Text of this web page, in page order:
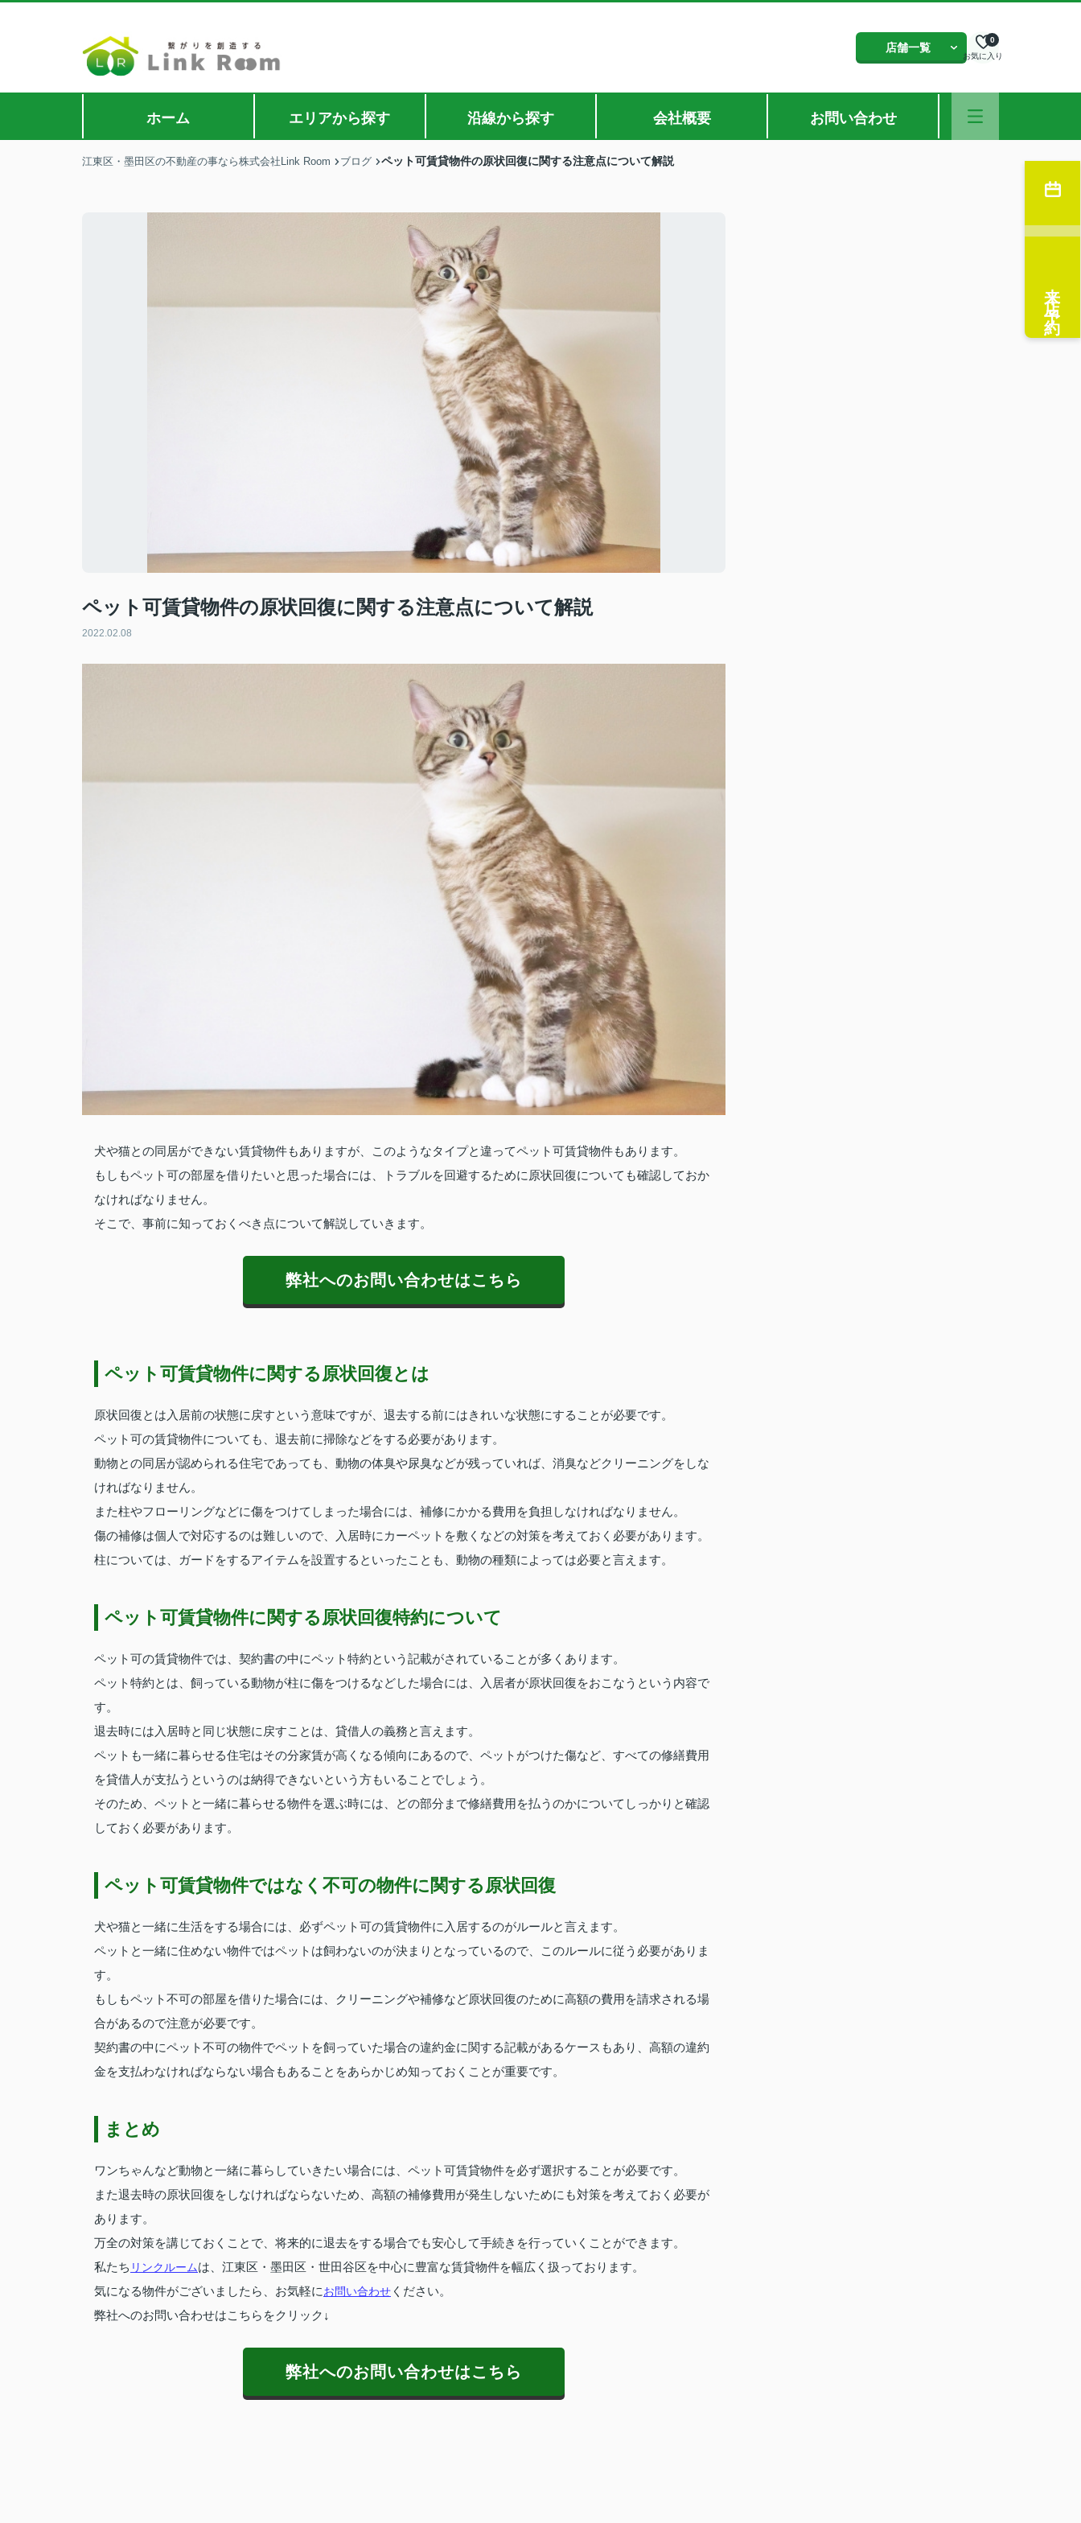
店舗一覧
お気に入り
0
ホーム エリアから探す 沿線から探す 会社概要 お問い合わせ
江東区・墨田区の不動産の事なら株式会社Link Room ブログ ペット可賃貸物件の原状回復に関する注意点について解説
ペット可賃貸物件の原状回復に関する注意点について解説
2022.02.08
犬や猫との同居ができない賃貸物件もありますが、このようなタイプと違ってペット可賃貸物件もあります。
もしもペット可の部屋を借りたいと思った場合には、トラブルを回避するために原状回復についても確認しておか
なければなりません。
そこで、事前に知っておくべき点について解説していきます。
弊社へのお問い合わせはこちら
ペット可賃貸物件に関する原状回復とは
原状回復とは入居前の状態に戻すという意味ですが、退去する前にはきれいな状態にすることが必要です。
ペット可の賃貸物件についても、退去前に掃除などをする必要があります。
動物との同居が認められる住宅であっても、動物の体臭や尿臭などが残っていれば、消臭などクリーニングをしな
ければなりません。
また柱やフローリングなどに傷をつけてしまった場合には、補修にかかる費用を負担しなければなりません。
傷の補修は個人で対応するのは難しいので、入居時にカーペットを敷くなどの対策を考えておく必要があります。
柱については、ガードをするアイテムを設置するといったことも、動物の種類によっては必要と言えます。
ペット可賃貸物件に関する原状回復特約について
ペット可の賃貸物件では、契約書の中にペット特約という記載がされていることが多くあります。
ペット特約とは、飼っている動物が柱に傷をつけるなどした場合には、入居者が原状回復をおこなうという内容で
す。
退去時には入居時と同じ状態に戻すことは、貸借人の義務と言えます。
ペットも一緒に暮らせる住宅はその分家賃が高くなる傾向にあるので、ペットがつけた傷など、すべての修繕費用
を貸借人が支払うというのは納得できないという方もいることでしょう。
そのため、ペットと一緒に暮らせる物件を選ぶ時には、どの部分まで修繕費用を払うのかについてしっかりと確認
しておく必要があります。
ペット可賃貸物件ではなく不可の物件に関する原状回復
犬や猫と一緒に生活をする場合には、必ずペット可の賃貸物件に入居するのがルールと言えます。
ペットと一緒に住めない物件ではペットは飼わないのが決まりとなっているので、このルールに従う必要がありま
す。
もしもペット不可の部屋を借りた場合には、クリーニングや補修など原状回復のために高額の費用を請求される場
合があるので注意が必要です。
契約書の中にペット不可の物件でペットを飼っていた場合の違約金に関する記載があるケースもあり、高額の違約
金を支払わなければならない場合もあることをあらかじめ知っておくことが重要です。
まとめ
ワンちゃんなど動物と一緒に暮らしていきたい場合には、ペット可賃貸物件を必ず選択することが必要です。
また退去時の原状回復をしなければならないため、高額の補修費用が発生しないためにも対策を考えておく必要が
あります。
万全の対策を講じておくことで、将来的に退去をする場合でも安心して手続きを行っていくことができます。
私たち リンクルームは、江東区・墨田区・世田谷区を中心に豊富な賃貸物件を幅広く扱っております。
気になる物件がございましたら、お気軽にお問い合わせ ください。
弊社へのお問い合わせはこちらをクリック↓
弊社へのお問い合わせはこちら
来店予約